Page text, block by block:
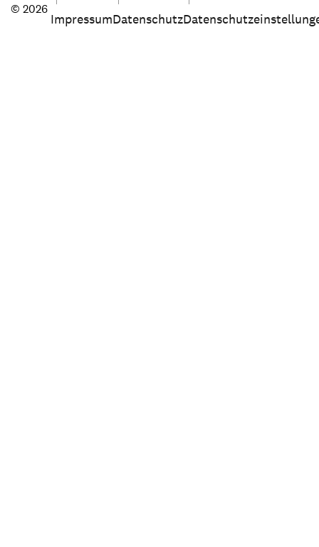
© 2026
ImpressumDatenschutz